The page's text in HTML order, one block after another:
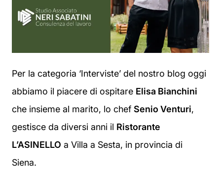
Per la categoria ‘Interviste’ del nostro blog oggi
abbiamo il piacere di ospitare Elisa Bianchini
che insieme al marito, lo chef Senio Venturi,
gestisce da diversi anni il Ristorante
L’ASINELLO a Villa a Sesta, in provincia di
Siena.